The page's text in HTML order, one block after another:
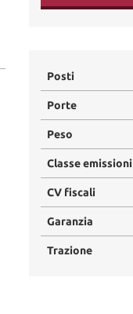
Posti
Porte
Peso
Classe emissioni
CV fiscali
Garanzia
Trazione